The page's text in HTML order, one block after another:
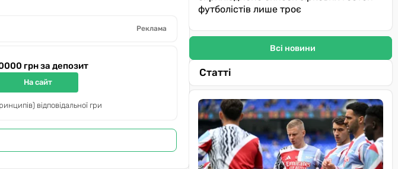
Реклама
грн за депозит
На сайт
відповідальної гри
футболістів лише троє
Всі новини
Статті